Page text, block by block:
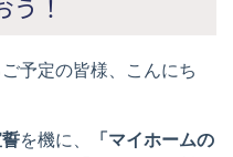
！
予定の皆様、こんにち
を機に、
「マイホームの